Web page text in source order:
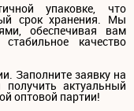
упаковке, что
срок хранения. Мы
обеспечивая вам
качество
Заполните заявку на
актуальный
оптовой партии!